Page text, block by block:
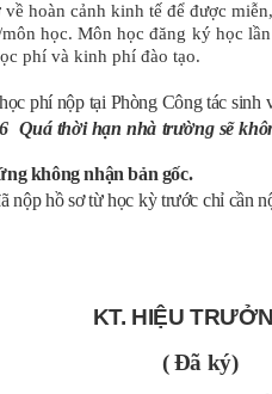
hoàn cảnh kinh tế để được
học. Môn học đăng ký học
phí và kinh phí đào tạo.
phí nộp tại Phòng Công tác
Quá thời hạn nhà trường sẽ
không nhận bản gốc.
hồ sơ từ học kỳ trước chỉ cần
KT. HIỆU
( Đã ký)